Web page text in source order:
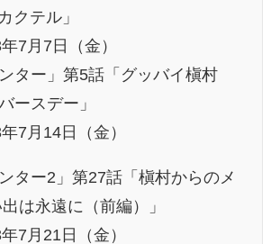
クテル」
7月7日（金）
ター」第5話「グッバイ槇村
ースデー」
7月14日（金）
ター2」第27話「槇村からのメ
は永遠に（前編）」
7月21日（金）